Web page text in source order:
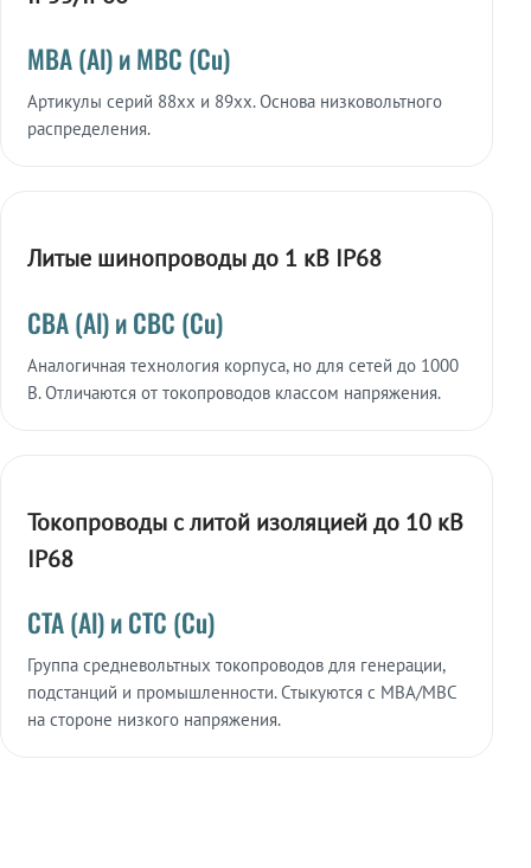
МВА (Al) и МВС (Cu)
Артикулы серий 88xx и 89xx. Основа низковольтного
распределения.
Литые шинопроводы до 1 кВ IP68
СВА (Al) и СВС (Cu)
Аналогичная технология корпуса, но для сетей до 1000
В. Отличаются от токопроводов классом напряжения.
Токопроводы с литой изоляцией до 10 кВ
IP68
СТА (Al) и СТС (Cu)
Группа средневольтных токопроводов для генерации,
подстанций и промышленности. Стыкуются с МВА/МВС
на стороне низкого напряжения.